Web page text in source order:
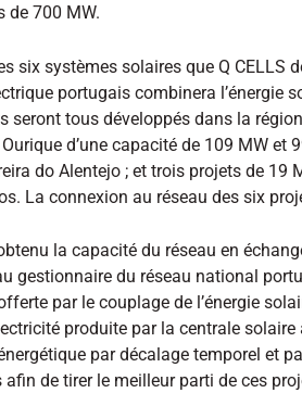
de 700 MW.
six systèmes solaires que Q CELLS
portugais combinera l’énergie
seront tous développés dans la
d’une capacité de 109 MW et
do Alentejo ; et trois projets de 19
La connexion au réseau des six
la capacité du réseau en
gestionnaire du réseau national
par le couplage de l’énergie
produite par la centrale
par décalage temporel et
afin de tirer le meilleur parti de ces